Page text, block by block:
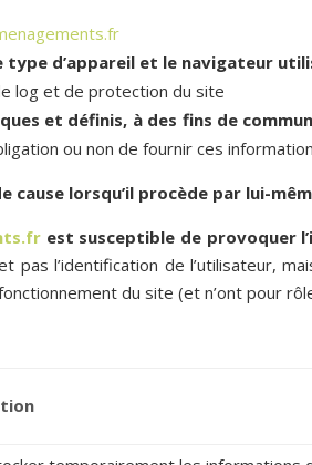
type d’appareil et le navigateur
log et de protection du site
et définis, à des fins de
ou non de fournir ces
lorsqu’il procède par lui-
est susceptible de provoquer
l’identification de l’utilisateur,
du site (et n’ont pour